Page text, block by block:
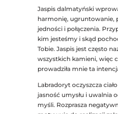
Jaspis dalmatyński
harmonię, ugruntowanie,
jedności i połączenia.
kim jesteśmy i skąd
Tobie. Jaspis jest często
wszystkich kamieni, więc
prowadziła mnie ta
Labradoryt oczyszcza
jasność umysłu i uwalnia
myśli. Rozprasza